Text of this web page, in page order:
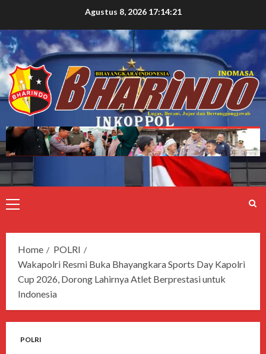
Agustus 8, 2026 17:14:22
Home
POLRI
Wakapolri Resmi Buka Bhayangkara Sports Day Kapolri
Cup 2026, Dorong Lahirnya Atlet Berprestasi untuk
Indonesia
POLRI